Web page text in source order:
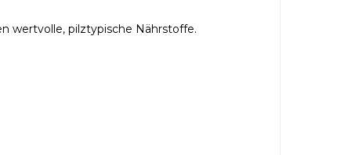
wertvolle, pilztypische Nährstoffe.